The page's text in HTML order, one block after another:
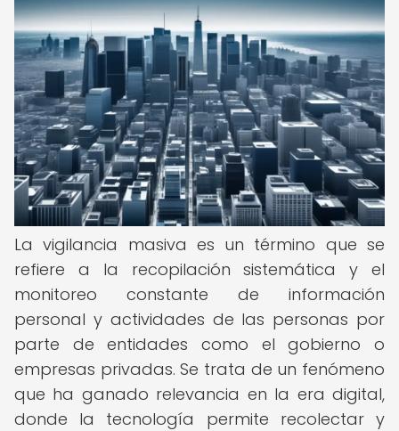
La vigilancia masiva es un término que se
refiere a la recopilación sistemática y el
monitoreo constante de información
personal y actividades de las personas por
parte de entidades como el gobierno o
empresas privadas. Se trata de un fenómeno
que ha ganado relevancia en la era digital,
donde la tecnología permite recolectar y